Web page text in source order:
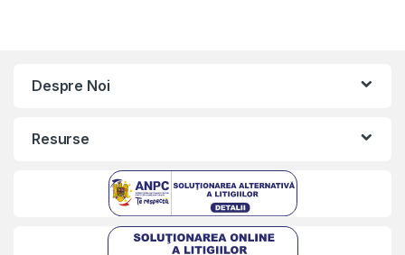
Despre Noi
Resurse